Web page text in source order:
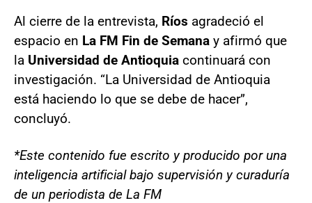
Al cierre de la entrevista, Ríos agradeció el
espacio en La FM Fin de Semana y afirmó que
la Universidad de Antioquia continuará con
investigación. “La Universidad de Antioquia
está haciendo lo que se debe de hacer”,
concluyó.
*Este contenido fue escrito y producido por una
inteligencia artificial bajo supervisión y curaduría
de un periodista de La FM